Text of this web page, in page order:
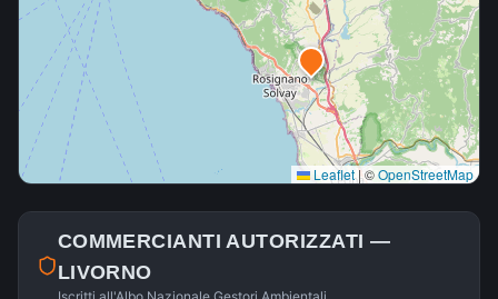
Leaflet|©OpenStreetMap
COMMERCIANTI AUTORIZZATI —
LIVORNO